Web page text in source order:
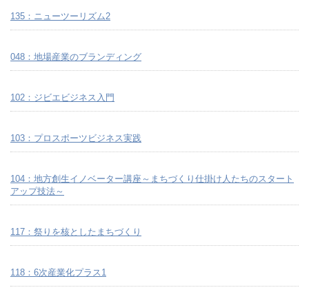
135：ニューツーリズム2
048：地場産業のブランディング
102：ジビエビジネス入門
103：プロスポーツビジネス実践
104：地方創生イノベーター講座～まちづくり仕掛け人たちのスタート
アップ技法～
117：祭りを核としたまちづくり
118：6次産業化プラス1